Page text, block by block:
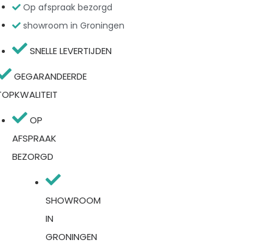
Op afspraak bezorgd
showroom in Groningen
SNELLE LEVERTIJDEN
GEGARANDEERDE
OP
AFSPRAAK
BEZORGD
SHOWROOM
IN
GRONINGEN